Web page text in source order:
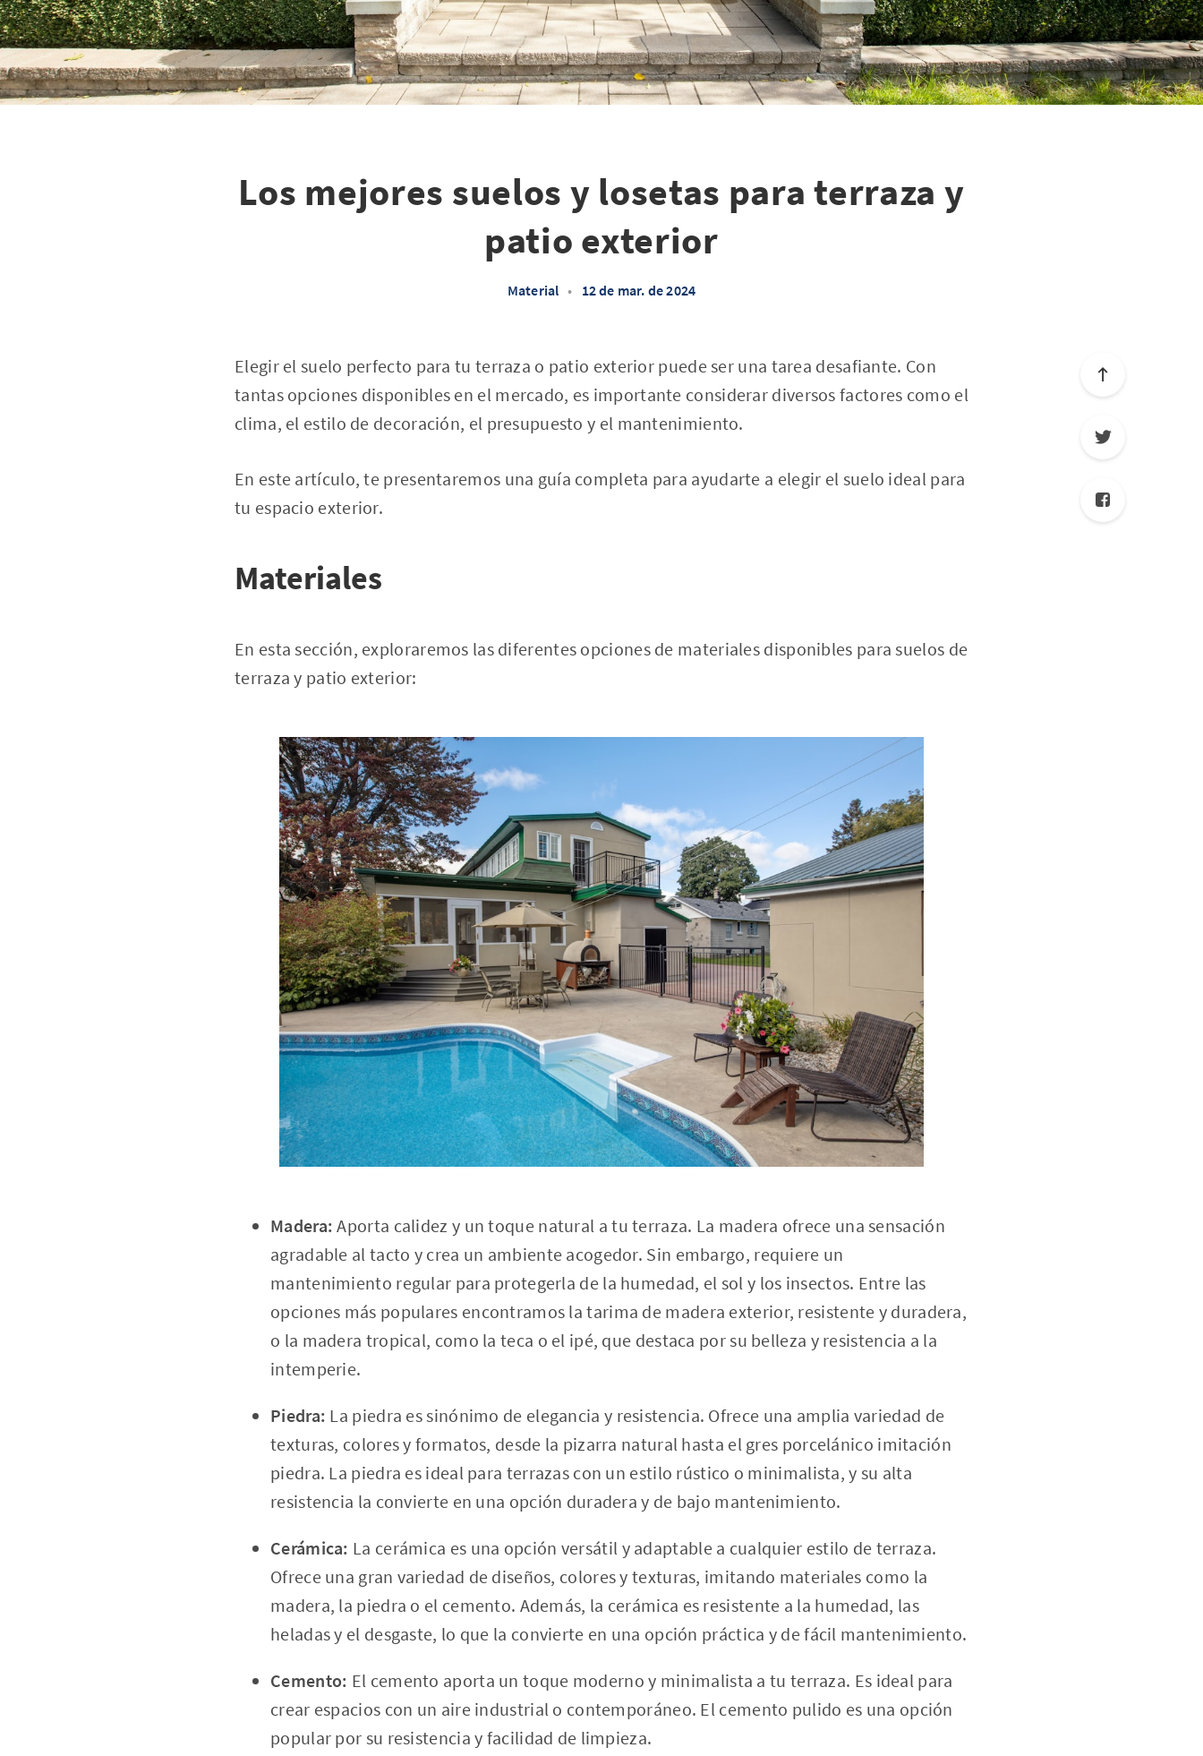
Los mejores suelos y losetas para terraza y
patio exterior
Material • 12 de mar. de 2024
Elegir el suelo perfecto para tu terraza o patio exterior puede ser una tarea desafiante. Con
tantas opciones disponibles en el mercado, es importante considerar diversos factores como el
clima, el estilo de decoración, el presupuesto y el mantenimiento.
En este artículo, te presentaremos una guía completa para ayudarte a elegir el suelo ideal para
tu espacio exterior.
Materiales
En esta sección, exploraremos las diferentes opciones de materiales disponibles para suelos de
terraza y patio exterior:
Madera: Aporta calidez y un toque natural a tu terraza. La madera ofrece una sensación
agradable al tacto y crea un ambiente acogedor. Sin embargo, requiere un
mantenimiento regular para protegerla de la humedad, el sol y los insectos. Entre las
opciones más populares encontramos la tarima de madera exterior, resistente y duradera,
o la madera tropical, como la teca o el ipé, que destaca por su belleza y resistencia a la
intemperie.
Piedra: La piedra es sinónimo de elegancia y resistencia. Ofrece una amplia variedad de
texturas, colores y formatos, desde la pizarra natural hasta el gres porcelánico imitación
piedra. La piedra es ideal para terrazas con un estilo rústico o minimalista, y su alta
resistencia la convierte en una opción duradera y de bajo mantenimiento.
Cerámica: La cerámica es una opción versátil y adaptable a cualquier estilo de terraza.
Ofrece una gran variedad de diseños, colores y texturas, imitando materiales como la
madera, la piedra o el cemento. Además, la cerámica es resistente a la humedad, las
heladas y el desgaste, lo que la convierte en una opción práctica y de fácil mantenimiento.
Cemento: El cemento aporta un toque moderno y minimalista a tu terraza. Es ideal para
crear espacios con un aire industrial o contemporáneo. El cemento pulido es una opción
popular por su resistencia y facilidad de limpieza.